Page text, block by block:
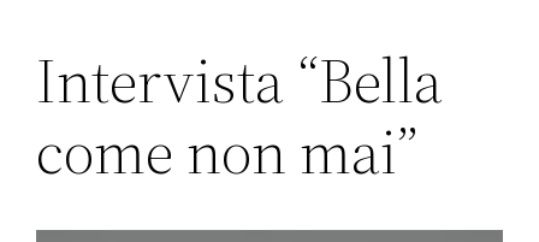
Intervista “Bella
come non mai”